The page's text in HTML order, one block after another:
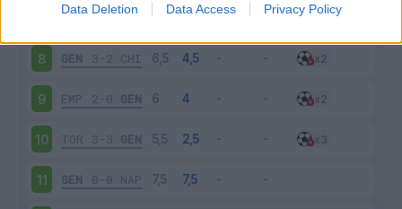
Data Deletion Data Access Privacy Policy
UDI 1-1 GEN
8 GEN 3-2 CHI
9 EMP 2-0 GEN
10 TOR 3-3 GEN
11 GEN 0-0 NAP